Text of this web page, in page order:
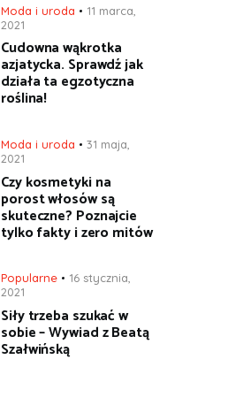
Moda i uroda
11 marca,
2021
Cudowna wąkrotka
azjatycka. Sprawdź jak
działa ta egzotyczna
roślina!
Moda i uroda
31 maja,
2021
Czy kosmetyki na
porost włosów są
skuteczne? Poznajcie
tylko fakty i zero mitów
Popularne
16 stycznia,
2021
Siły trzeba szukać w
sobie – Wywiad z Beatą
Szałwińską